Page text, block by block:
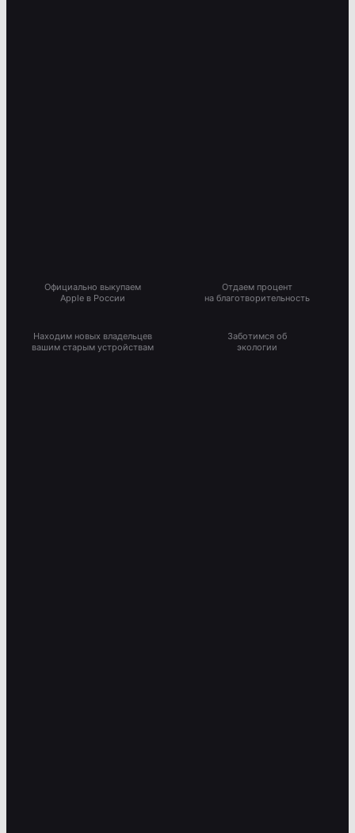
Официально выкупаем
Apple в России
Отдаем процент
на благотворительность
Находим новых владельцев
вашим старым устройствам
Заботимся об
экологии